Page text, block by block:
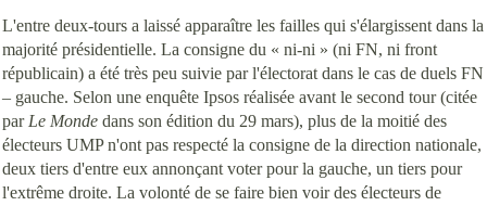
L'entre deux-tours a laissé apparaître les failles qui s'élargissent dans la
majorité présidentielle. La consigne du « ni-ni » (ni FN, ni front
républicain) a été très peu suivie par l'électorat dans le cas de duels FN
– gauche. Selon une enquête Ipsos réalisée avant le second tour (citée
par Le Monde dans son édition du 29 mars), plus de la moitié des
électeurs UMP n'ont pas respecté la consigne de la direction nationale,
deux tiers d'entre eux annonçant voter pour la gauche, un tiers pour
l'extrême droite. La volonté de se faire bien voir des électeurs de